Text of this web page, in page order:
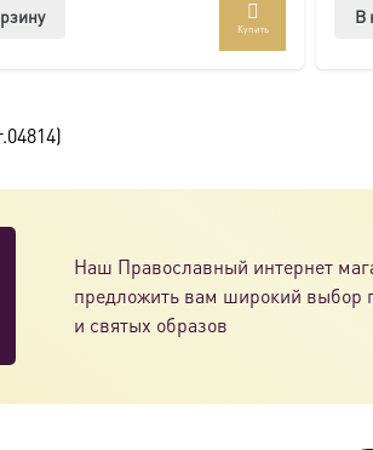
Купить
В
Наш Православный интернет
предложить вам широкий выбор
и святых образов